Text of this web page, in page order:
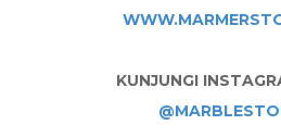
KUNJUNGI